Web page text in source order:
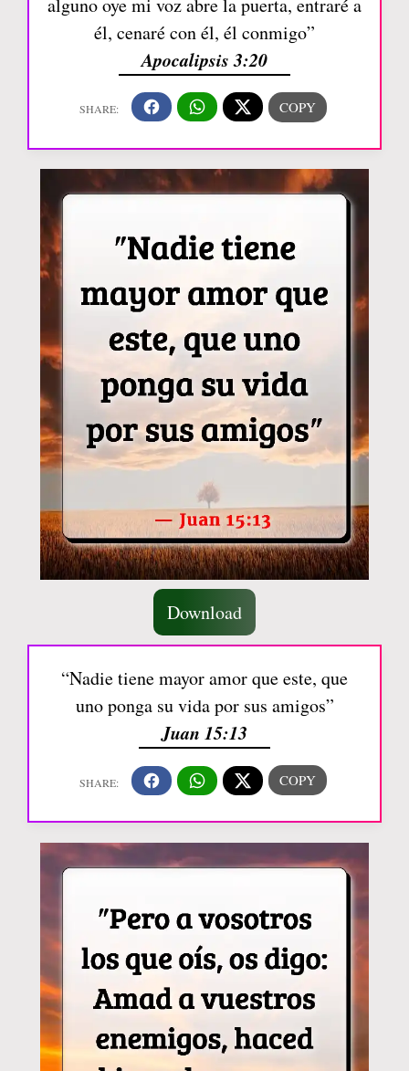
él, cenaré con él, él conmigo”
Apocalipsis 3:20
Download
“Nadie tiene mayor amor que este, que
uno ponga su vida por sus amigos”
Juan 15:13